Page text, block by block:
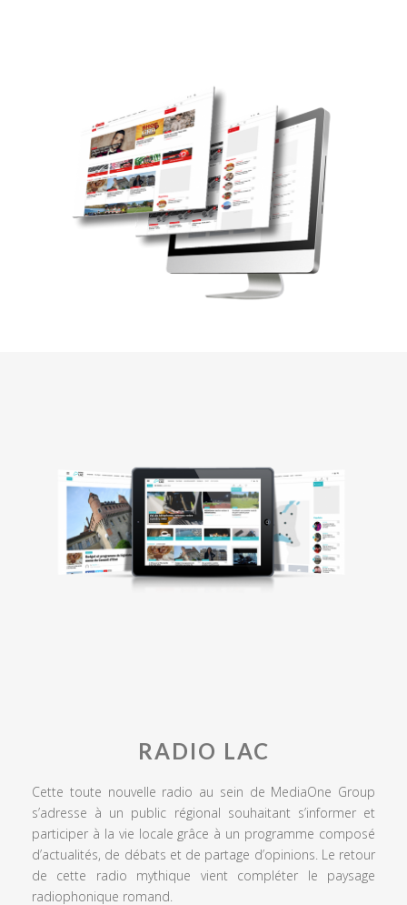
RADIO LAC
Cette toute nouvelle radio au sein de MediaOne Group
s’adresse à un public régional souhaitant s’informer et
participer à la vie locale grâce à un programme composé
d’actualités, de débats et de partage d’opinions. Le retour
de cette radio mythique vient compléter le paysage
radiophonique romand.